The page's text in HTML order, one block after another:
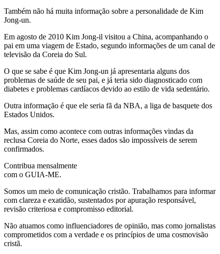
Também não há muita informação sobre a personalidade de Kim
Jong-un.
Em agosto de 2010 Kim Jong-il visitou a China, acompanhando o
pai em uma viagem de Estado, segundo informações de um canal de
televisão da Coreia do Sul.
O que se sabe é que Kim Jong-un já apresentaria alguns dos
problemas de saúde de seu pai, e já teria sido diagnosticado com
diabetes e problemas cardíacos devido ao estilo de vida sedentário.
Outra informação é que ele seria fã da NBA, a liga de basquete dos
Estados Unidos.
Mas, assim como acontece com outras informações vindas da
reclusa Coreia do Norte, esses dados são impossíveis de serem
confirmados.
Contribua mensalmente
com o GUIA-ME.
Somos um meio de comunicação cristão. Trabalhamos para informar
com clareza e exatidão, sustentados por apuração responsável,
revisão criteriosa e compromisso editorial.
Não atuamos como influenciadores de opinião, mas como jornalistas
comprometidos com a verdade e os princípios de uma cosmovisão
cristã.